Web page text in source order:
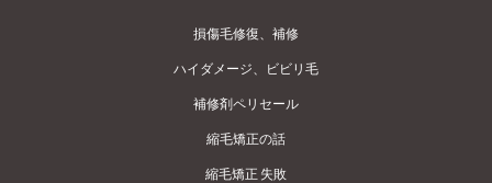
損傷毛修復、補修
ハイダメージ、ビビリ毛
補修剤ペリセール
縮毛矯正の話
縮毛矯正 失敗